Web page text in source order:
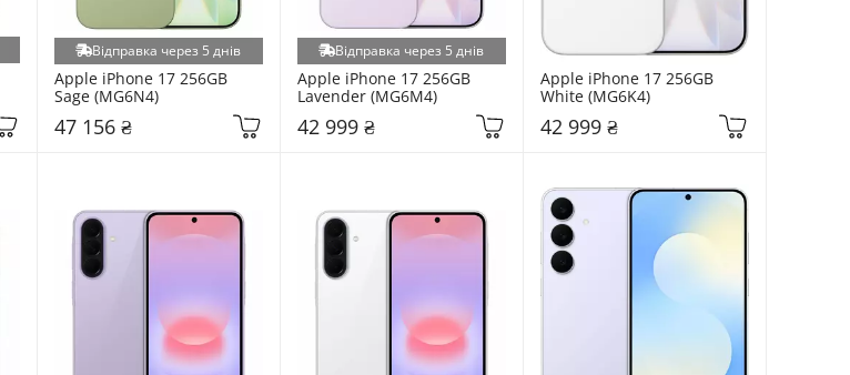
Відправка через 5 днів
Apple iPhone 17 256GB
Sage (MG6N4)
47 156 ₴
Відправка через 5 днів
Apple iPhone 17 256GB
Lavender (MG6M4)
42 999 ₴
Apple iPhone 17 256GB
White (MG6K4)
42 999 ₴